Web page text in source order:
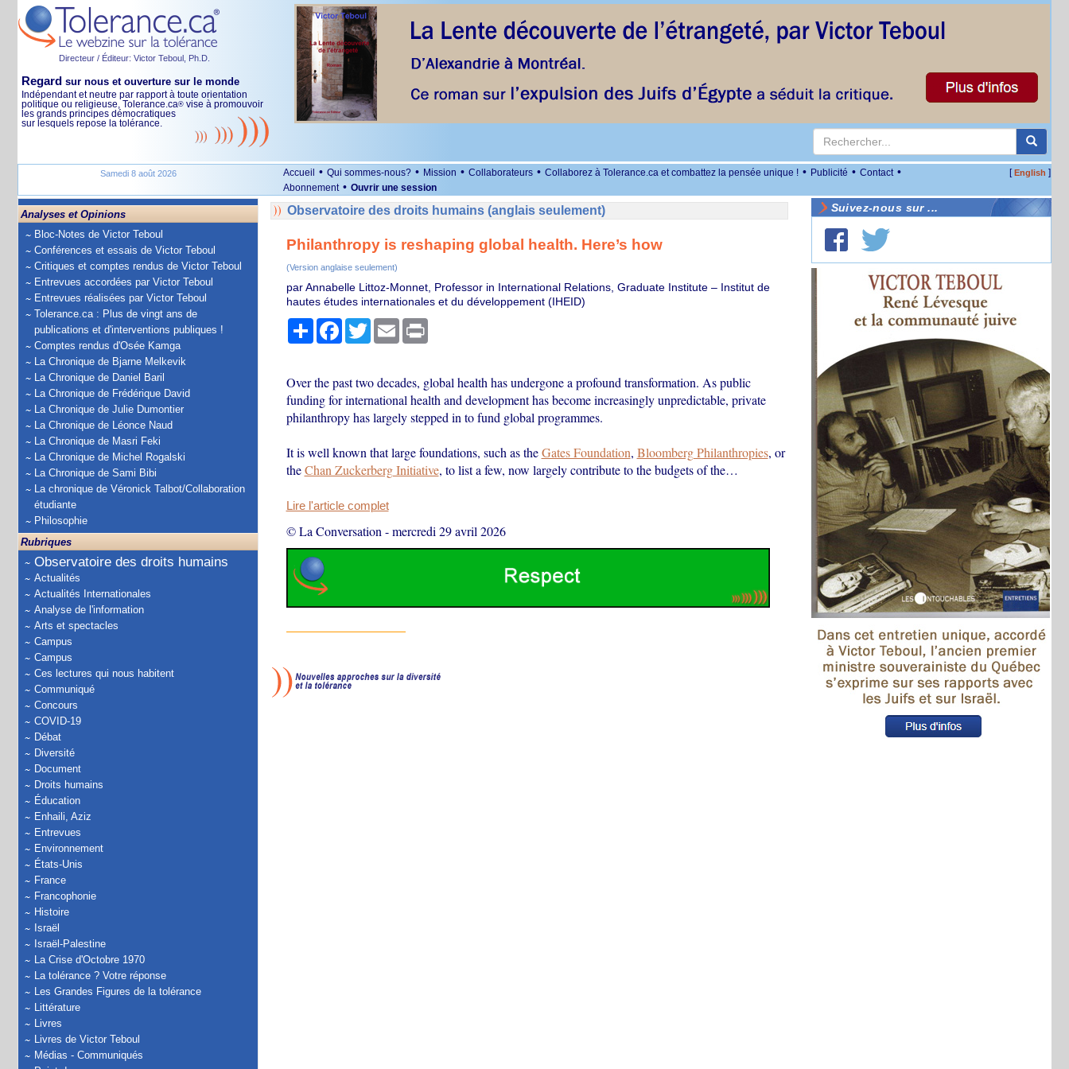
Directeur / Éditeur: Victor Teboul, Ph.D.
Regard sur nous et ouverture sur le monde
Indépendant et neutre par rapport à toute orientation
politique ou religieuse, Tolerance.ca® vise à promouvoir
les grands principes démocratiques
sur lesquels repose la tolérance.
Samedi 8 août 2026 Accueil • Qui sommes-nous? • Mission • Collaborateurs • Collaborez à Tolerance.ca et combattez la pensée unique ! • Publicité • Contact •
Abonnement • Ouvrir une session
[English ]
Analyses et Opinions
Bloc-Notes de Victor Teboul
Conférences et essais de Victor Teboul
Critiques et comptes rendus de Victor Teboul
Entrevues accordées par Victor Teboul
Entrevues réalisées par Victor Teboul
Tolerance.ca : Plus de vingt ans de
publications et d'interventions publiques !
Comptes rendus d'Osée Kamga
La Chronique de Bjarne Melkevik
La Chronique de Daniel Baril
La Chronique de Frédérique David
La Chronique de Julie Dumontier
La Chronique de Léonce Naud
La Chronique de Masri Feki
La Chronique de Michel Rogalski
La Chronique de Sami Bibi
La chronique de Véronick Talbot/Collaboration
étudiante
Philosophie
Rubriques
Observatoire des droits humains
Actualités
Actualités Internationales
Analyse de l'information
Arts et spectacles
Campus
Campus
Ces lectures qui nous habitent
Communiqué
Concours
COVID-19
Débat
Diversité
Document
Droits humains
Éducation
Enhaili, Aziz
Entrevues
Environnement
États-Unis
France
Francophonie
Histoire
Israël
Israël-Palestine
La Crise d'Octobre 1970
La tolérance ? Votre réponse
Les Grandes Figures de la tolérance
Littérature
Livres
Livres de Victor Teboul
Médias - Communiqués
Observatoire des droits humains (anglais seulement)
Philanthropy is reshaping global health. Here’s how
(Version anglaise seulement)
par Annabelle Littoz-Monnet, Professor in International Relations, Graduate Institute – Institut de
hautes études internationales et du développement (IHEID)
PartagerFacebook
TwitterEmail Print
Over the past two decades, global health has undergone a profound transformation. As public
funding for international health and development has become increasingly unpredictable, private
philanthropy has largely stepped in to fund global programmes.
It is well known that large foundations, such as theGates Foundation, Bloomberg Philanthropies, or
theChan Zuckerberg Initiative, to list a few, now largely contribute to the budgets of the…
Lire l'article complet
© La Conversation -mercredi 29 avril 2026
Suivez-nous sur ...